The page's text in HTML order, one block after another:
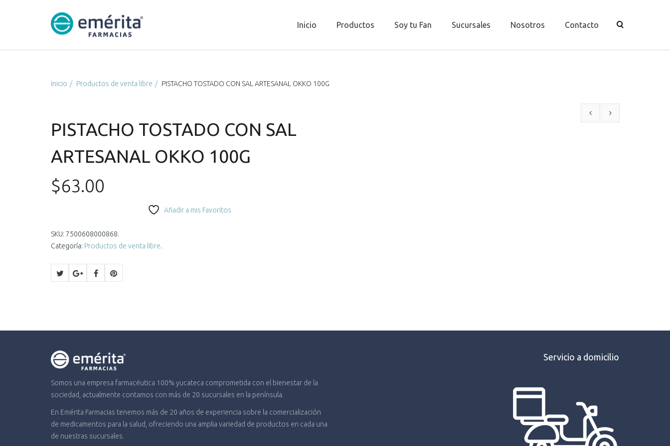
Inicio Productos Soy tu Fan Sucursales Nosotros Contacto
Inicio Productos de venta libre PISTACHO TOSTADO CON SAL ARTESANAL OKKO 100G
PISTACHO TOSTADO CON SAL
ARTESANAL OKKO 100G
$63.00
Añadir a mis Favoritos
SKU: 7500608000868.
Categoría: Productos de venta libre.
Somos una empresa farmacéutica 100% yucateca comprometida con el bienestar de la
sociedad, actualmente contamos con más de 20 sucursales en la península.
En Emérita Farmacias tenemos más de 20 años de experiencia sobre la comercialización
de medicamentos para la salud, ofreciendo una amplia variedad de productos en cada una
de nuestras sucursales.
Servicio a domicilio